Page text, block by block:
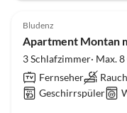
Bludenz
Apartment Montan
3 Schlafzimmer· Max. 8
Fernseher
Geschirrspüler